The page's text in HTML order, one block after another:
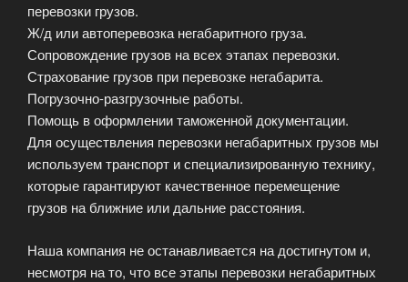
перевозки грузов.
Ж/д или автоперевозка негабаритного груза.
Сопровождение грузов на всех этапах перевозки.
Страхование грузов при перевозке негабарита.
Погрузочно-разгрузочные работы.
Помощь в оформлении таможенной документации.
Для осуществления перевозки негабаритных грузов мы
используем транспорт и специализированную технику,
которые гарантируют качественное перемещение
грузов на ближние или дальние расстояния.
Наша компания не останавливается на достигнутом и,
несмотря на то, что все этапы перевозки негабаритных